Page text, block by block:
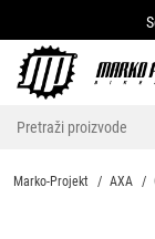
Marko-Projekt AXA